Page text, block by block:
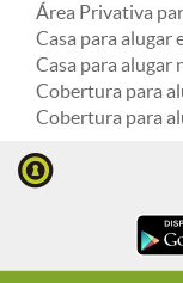
Área Privativa
Casa para alugar
Casa para alugar
Cobertura para
Cobertura para